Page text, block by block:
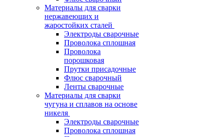
Материалы для сварки
нержавеющих и
жаростойких сталей
Электроды сварочные
Проволока сплошная
Проволока
порошковая
Прутки присадочные
Флюс сварочный
Ленты сварочные
Материалы для сварки
чугуна и сплавов на основе
никеля
Электроды сварочные
Проволока сплошная